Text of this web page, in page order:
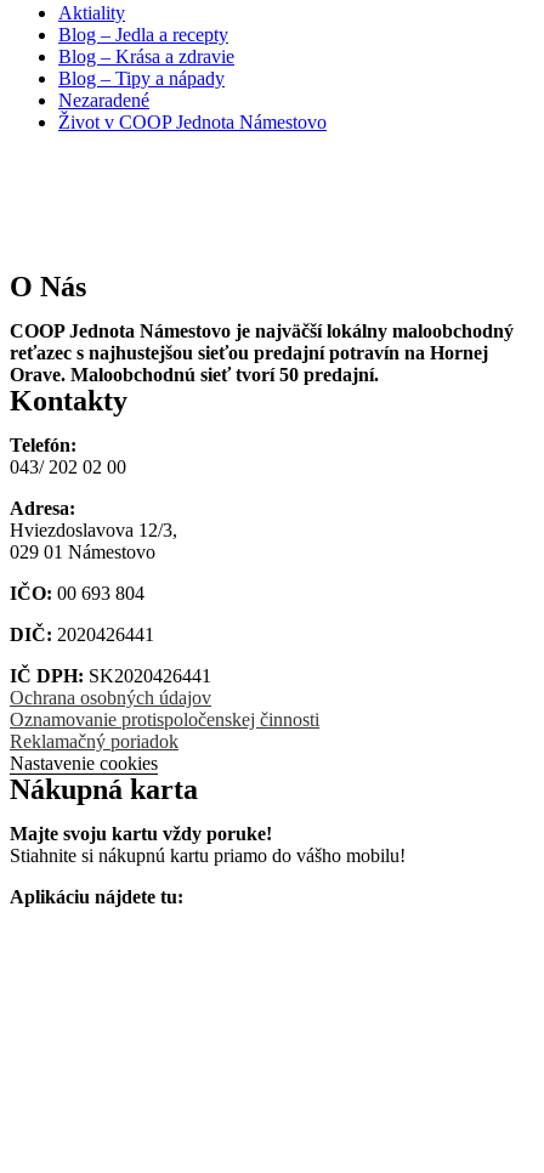
Aktiality
Blog – Jedla a recepty
Blog – Krása a zdravie
Blog – Tipy a nápady
Nezaradené
Život v COOP Jednota Námestovo
O Nás
COOP Jednota Námestovo je najväčší lokálny maloobchodný
reťazec s najhustejšou sieťou predajní potravín na Hornej
Orave. Maloobchodnú sieť tvorí 50 predajní.
Kontakty
Telefón:
043/ 202 02 00
Adresa:
Hviezdoslavova 12/3,
029 01 Námestovo
IČO: 00 693 804
DIČ: 2020426441
IČ DPH: SK2020426441
Ochrana osobných údajov
Oznamovanie protispoločenskej činnosti
Reklamačný poriadok
Nastavenie cookies
Nákupná karta
Majte svoju kartu vždy poruke!
Stiahnite si nákupnú kartu priamo do vášho mobilu!
Aplikáciu nájdete tu: